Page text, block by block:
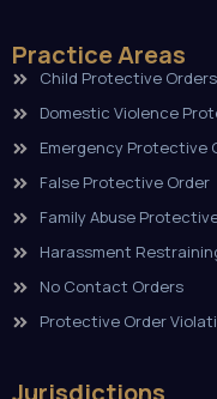
Practice Areas
Child Protective Orders
Domestic Violence
Emergency Protective
False Protective Order
Family Abuse
Harassment
No Contact Orders
Protective Order